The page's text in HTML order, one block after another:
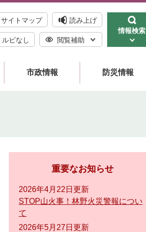
サイトマップ 読み上げ
ルビなし 閲覧補助
情報検索
市政情報 防災情報
重要なお知らせ
2026年4月22日更新
STOP山火事！林野火災警報につい
て
2026年5月27日更新